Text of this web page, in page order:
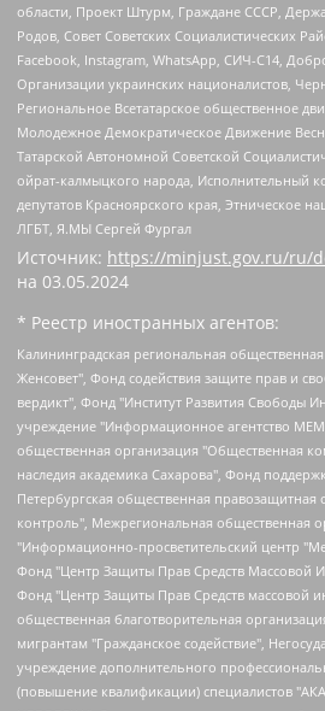
области, Проект Штурм, Граждане СССР,
Родов, Совет Советских Социалистических
Facebook, Instagram, WhatsApp, СИЧ-С14,
Организации украинских националистов,
Региональное Всетатарское общественное
Молодежное Демократическое Движение
Татарской Автономной Советской
ойрат-калмыцкого народа, Исполнительный
депутатов Красноярского края, Этническое
ЛГБТ, Я.МЫ Сергей Фургал
Источник: https://minjust.gov.ru/ru/
на 03.05.2024
* Реестр иностранных агентов:
Калининградская региональная общественная организация "Экозащита!-Женсовет", Фонд содействия защите прав и свобод граждан "Общественный вердикт", Фонд "Институт Развития Свободы Информации", Частное учреждение "Информационное агентство МЕМО. РУ", Региональная общественная организация "Общественная комиссия по сохранению наследия академика Сахарова", Фонд поддержки свободы прессы, Санкт-Петербургская общественная правозащитная организация "Гражданский контроль", Межрегиональная общественная организация "Информационно-просветительский центр "Мемориал", Региональный Фонд "Центр Защиты Прав Средств Массовой Информации", с 05.12.2023 Фонд "Центр Защиты Прав Средств массовой информации", Региональная общественная благотворительная организация помощи беженцам и мигрантам "Гражданское содействие", Негосударственное образовательное учреждение дополнительного профессионального образования (повышение квалификации) специалистов "АКАДЕМИЯ ПО ПРАВАМ ЧЕЛОВЕКА", Свердловская региональная общественная организация "Сутяжник", Автономная некоммерческая организация "Центр независимых социологических исследований", Союз общественных объединений "Российский исследовательский центр по правам человека", Региональное общественное учреждение научно-информационный центр "МЕМОРИАЛ", Некоммерческая организация "Фонд защиты гласности", Автономная некоммерческая организация "Институт прав человека", Городская общественная организация "Екатеринбургское общество "МЕМОРИАЛ", Городская общественная организация "Рязанское историко-просветительское и правозащитное общество "Мемориал" (Рязанский Мемориал), Челябинский региональный орган общественной самодеятельности – женское общественное объединение "Женщины Евразии", Челябинский региональный орган общественной самодеятельности "Уральская правозащитная группа", Фонд содействия защите здоровья и социальной справедливости имени Андрея Рылькова, Автономная Некоммерческая Организация "Аналитический Центр Юрия Левады", Автономная некоммерческая организация социальной поддержки населения "Проект Апрель", Региональная общественная организация помощи женщинам и детям, находящимся в кризисной ситуации "Информационно-методический центр "Анна", Фонд содействия развитию массовых коммуникаций и правовому просвещению "Так-так-Так", Фонд содействия устойчивому развитию "Серебряная тайга", Свердловский региональный общественный фонд социальных проектов "Новое время", "Idel.Реалии", Кавказ.Реалии, Крым.Реалии, Телеканал Настоящее Время, Татаро-башкирская служба Радио Свобода (Azatliq Radiosi), Радио Свободная Европа/Радио Свобода (PCE/PC), "Сибирь.Реалии", "Фактограф", Благотворительный фонд помощи осужденным и их семьям, Автономная некоммерческая организация "Институт глобализации и социальных движений", Фонд "В защиту прав заключенных", Частное учреждение "Центр поддержки и содействия развитию средств массовой информации", Пензенский региональный общественный благотворительный фонд "Гражданский союз", "Север.Реалии", Некоммерческая организация Фонд "Правовая инициатива", Общество с ограниченной ответственностью "Радио Свободная Европа/Радио Свобода", Чешское информационное агентство "MEDIUM-ORIENT", Красноярская региональная общественная организация "Мы против СПИДа", Камалягин Денис Николаевич, Маркелов Сергей Евгеньевич, Пономарев Лев Александрович, Савицкая Людмила Алексеевна, Автономная некоммерческая организация "Центр по работе с проблемой насилия "НАСИЛИЮ.НЕТ", Межрегиональный профессиональный союз работников здравоохранения "Альянс врачей", Юридическое лицо, зарегистрированное в Латвийской Республике, SIA "Medusa Project" (регистрационный номер 40103797863, дата регистрации 10.06.2014), Некоммерческая организация "Фонд по борьбе с коррупцией", Автономная некоммерческая организация "Институт права и публичной политики", Баданин Роман Сергеевич, Гликин Максим Александрович, Железнова Мария Михайловна, Лукьянова Юлия Сергеевна, Маетная Елизавета Витальевна, Маняхин Петр Борисович, Чуракова Ольга Владимировна, Ярош Юлия Петровна, Юридическое лицо "The Insider SIA", зарегистрированное в Риге, Латвийская Республика (дата регистрации 26.06.2015), являющееся администратором доменного имени интернет-издания "The Insider SIA", https://theins.ru, Постернак Алексей Евгеньевич, Рубин Михаил Аркадьевич, Анин Роман Александрович, Юридическое лицо Istories fonds, зарегистрированное в Латвийской Республике (регистрационный номер 50008295751, дата регистрации 24.02.2020), Великовский Дмитрий Александрович, Долинина Ирина Николаевна, Мароховская Алеся Алексеевна, Шлейнов Роман Юрьевич, Шмагун Олеся Валентиновна, Общество с ограниченной ответственностью "Альтаир 2021", Общество с ограниченной ответственностью "Вега 2021", Общество с ограниченной ответственностью "Главный редактор 2021", Общество с ограниченной ответственностью "Ромашки монолит", Важенков Артем Валерьевич, Ивановская областная общественная организация "Центр гендерных исследований", Гурман Юрий Альбертович, Медиапроект "ОВД-Инфо", Егоров Владимир Владимирович, Жилинский Владимир Александрович, Общество с ограниченной ответственностью "ЗП", Иванова София Юрьевна, Карезина Инна Павловна, Кильтау Екатерина Викторовна, Петров Алексей Викторович, Пискунов Сергей Евгеньевич, Смирнов Сергей Сергеевич, Тихонов Михаил Сергеевич, Общество с ограниченной ответственностью "ЖУРНАЛИСТ-ИНОСТРАННЫЙ АГЕНТ", Арапова Галина Юрьевна, Вольтская Татьяна Анатольевна, Американская компания "Mason G.E.S. Anonymous Foundation" (США), являющаяся владельцем интернет-издания https://mnews.world/, Компания "Stichting Bellingcat", зарегистрированная в Нидерландах (дата регистрации 11.07.2018), Захаров Андрей Вячеславович, Клепиковская Екатерина Дмитриевна, Общество с ограниченной ответственностью "МЕМО", Перл Роман Александрович, Симонов Евгений Алексеевич, Соловьева Елена Анатольевна, Сотников Даниил Владимирович, Сурначева Елизавета Дмитриевна, Автономная некоммерческая организация по защите прав человека и информированию населения "Якутия – Наше Мнение", Общество с ограниченной ответственностью "Москоу диджитал медиа", с 26.01.2023 Общество с ограниченной ответственностью "Чайка Белые сады", Ветошкина Валерия Валерьевна, Заговора Максим Александрович, Межрегиональное общественное движение "Российская ЛГБТ -